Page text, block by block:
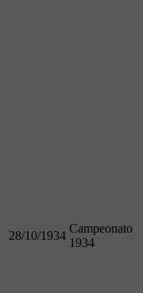
28/10/1934
Campeonato
1934